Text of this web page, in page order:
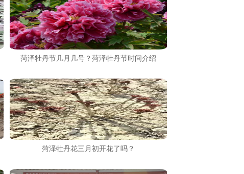
菏泽牡丹节几月几号？菏泽牡丹节时间介绍
菏泽牡丹花三月初开花了吗？